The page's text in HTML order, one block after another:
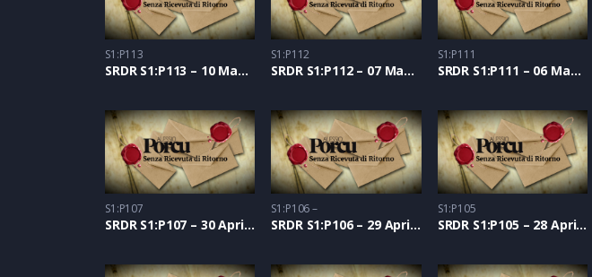
S1:P113
SRDR S1:P113 – 10 Maggio 2021
S1:P112
SRDR S1:P112 – 07 Maggio 2021
S1:P111
SRDR S1:P111 – 06 Maggio 2021
S1:P107
SRDR S1:P107 – 30 Aprile 2021
S1:P106 –
SRDR S1:P106 – 29 Aprile 2021
S1:P105
SRDR S1:P105 – 28 Aprile 2021